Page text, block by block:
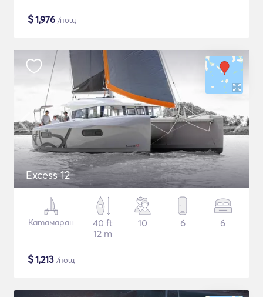
$1,976 /нощ
Excess 12
Катамаран
40 ft
12 m
10 6 6
$1,213 /нощ